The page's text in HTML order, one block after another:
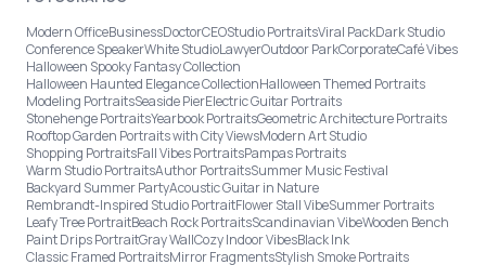
Modern OfficeBusinessDoctorCEOStudio PortraitsViral PackDark Studio
Conference SpeakerWhite StudioLawyerOutdoor ParkCorporateCafé Vibes
Halloween Spooky Fantasy Collection
Halloween Haunted Elegance CollectionHalloween Themed Portraits
Modeling PortraitsSeaside PierElectric Guitar Portraits
Stonehenge PortraitsYearbook PortraitsGeometric Architecture Portraits
Rooftop Garden Portraits with City ViewsModern Art Studio
Shopping PortraitsFall Vibes PortraitsPampas Portraits
Warm Studio PortraitsAuthor PortraitsSummer Music Festival
Backyard Summer PartyAcoustic Guitar in Nature
Rembrandt-Inspired Studio PortraitFlower Stall VibeSummer Portraits
Leafy Tree PortraitBeach Rock PortraitsScandinavian VibeWooden Bench
Paint Drips PortraitGray WallCozy Indoor VibesBlack Ink
Classic Framed PortraitsMirror FragmentsStylish Smoke Portraits